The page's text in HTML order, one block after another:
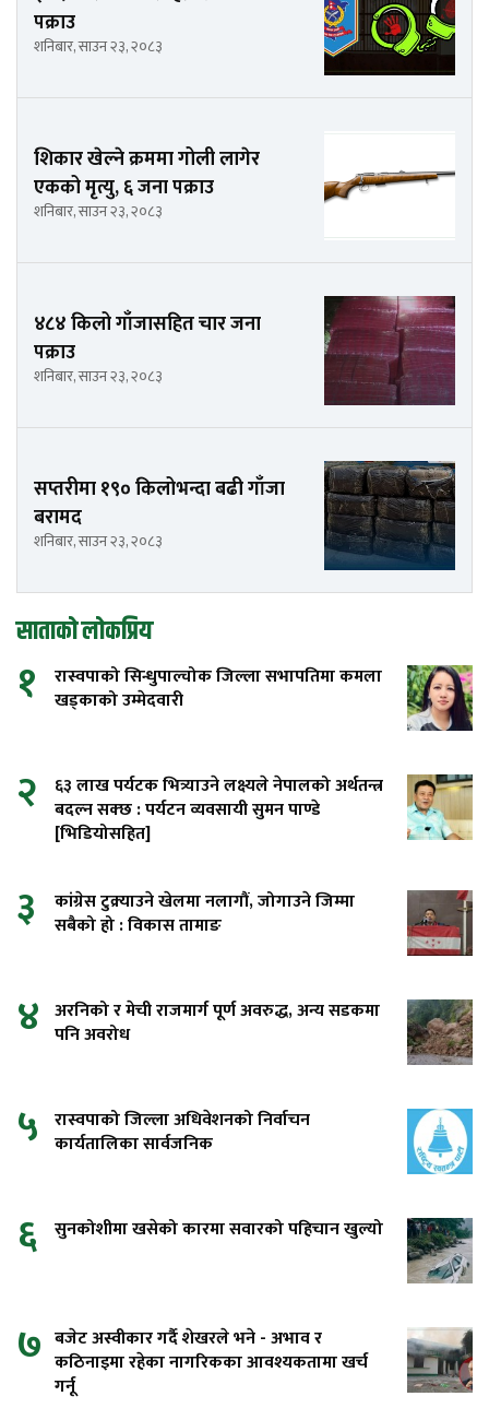
पक्राउ
शनिबार, साउन २३, २०८३
शिकार खेल्ने क्रममा गोली लागेर
एकको मृत्यु, ६ जना पक्राउ
शनिबार, साउन २३, २०८३
४८४ किलो गाँजासहित चार जना
पक्राउ
शनिबार, साउन २३, २०८३
सप्तरीमा १९० किलोभन्दा बढी गाँजा
बरामद
शनिबार, साउन २३, २०८३
साताको लोकप्रिय
१
रास्वपाको सिन्धुपाल्चोक जिल्ला सभापतिमा कमला
खड्काको उम्मेदवारी
२
६३ लाख पर्यटक भित्र्याउने लक्ष्यले नेपालको अर्थतन्त्र
बदल्न सक्छ : पर्यटन व्यवसायी सुमन पाण्डे
[भिडियोसहित]
३
कांग्रेस टुक्र्याउने खेलमा नलागौं, जोगाउने जिम्मा
सबैको हो : विकास तामाङ
४ अरनिको र मेची राजमार्ग पूर्ण अवरुद्ध, अन्य सडकमा
पनि अवरोध
५ रास्वपाको जिल्ला अधिवेशनको निर्वाचन
कार्यतालिका सार्वजनिक
६ सुनकोशीमा खसेको कारमा सवारको पहिचान खुल्यो
७ बजेट अस्वीकार गर्दै शेखरले भने - अभाव र
कठिनाइमा रहेका नागरिकका आवश्यकतामा खर्च
गर्नू